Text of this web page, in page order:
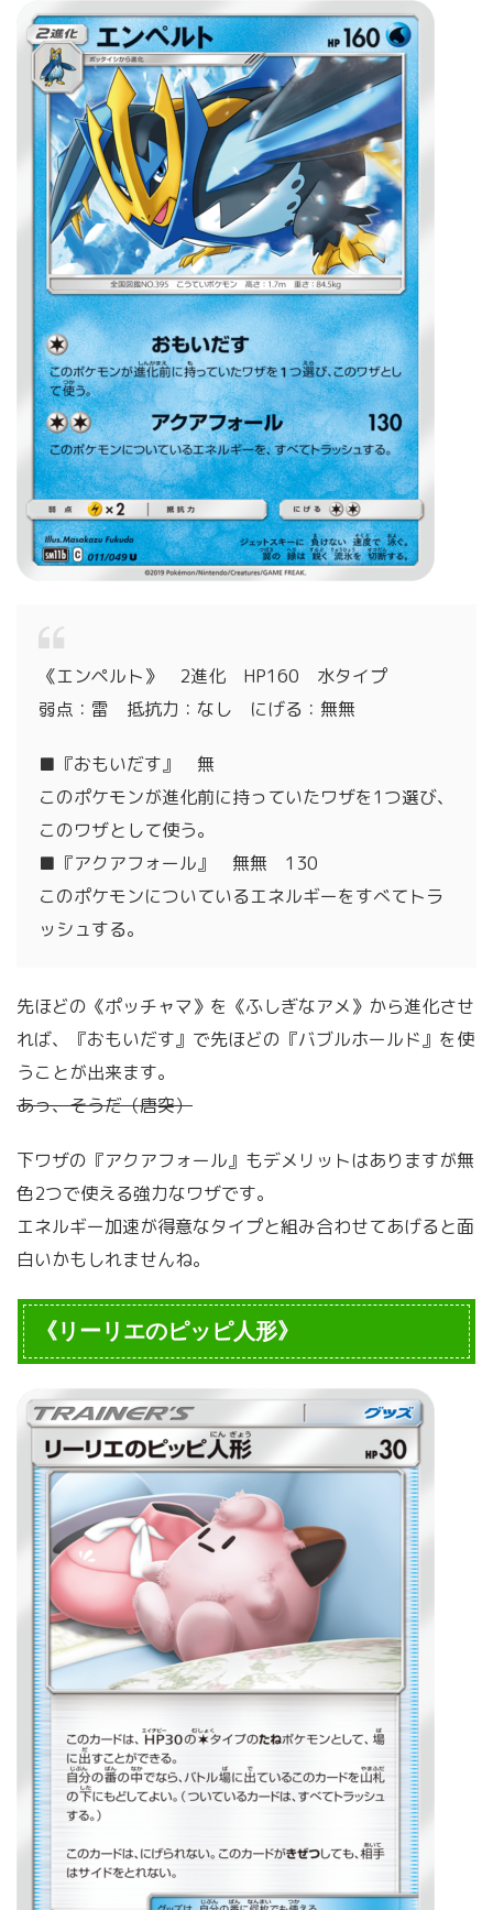
《エンペルト》 2進化 HP160 水タイプ
弱点：雷 抵抗力：なし にげる：無無
■『おもいだす』 無
このポケモンが進化前に持っていたワザを1つ選び、
このワザとして使う。
■『アクアフォール』 無無 130
このポケモンについているエネルギーをすべてトラ
ッシュする。
先ほどの《ポッチャマ》を《ふしぎなアメ》から進化させ
れば、『おもいだす』で先ほどの『バブルホールド』を使
うことが出来ます。
あっ、そうだ（唐突）
下ワザの『アクアフォール』もデメリットはありますが無
色2つで使える強力なワザです。
エネルギー加速が得意なタイプと組み合わせてあげると面
白いかもしれませんね。
《リーリエのピッピ人形》